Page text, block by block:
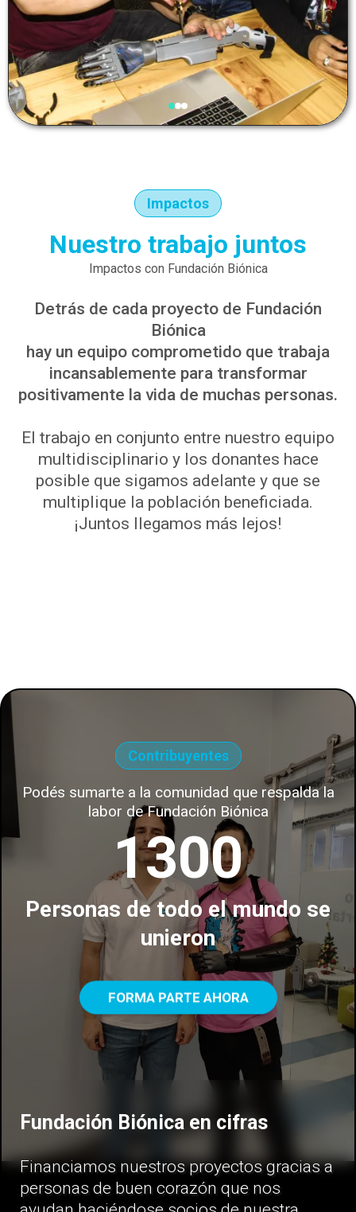
Impactos
Nuestro trabajo juntos
Impactos con Fundación Biónica
Detrás de cada proyecto de Fundación
Biónica
hay un equipo comprometido que trabaja
incansablemente para transformar
positivamente la vida de muchas personas.
El trabajo en conjunto entre nuestro equipo
multidisciplinario y los donantes hace
posible que sigamos adelante y que se
multiplique la población beneficiada.
¡Juntos llegamos más lejos!
Contribuyentes
Podés sumarte a la comunidad que respalda la
labor de Fundación Biónica
1300
Personas de todo el mundo se
unieron
FORMA PARTE AHORA
Fundación Biónica en cifras
Financiamos nuestros proyectos gracias a
personas de buen corazón que nos